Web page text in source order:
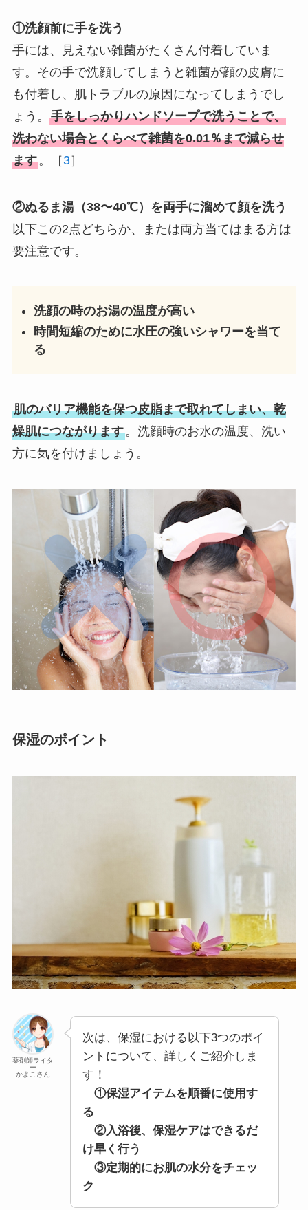
①洗顔前に手を洗う
手には、見えない雑菌がたくさん付着していま
す。その手で洗顔してしまうと雑菌が顔の皮膚に
も付着し、肌トラブルの原因になってしまうでし
ょう。 手をしっかりハンドソープで洗うことで、
洗わない場合とくらべて雑菌を0.01％まで減らせ
ます。［3］
②ぬるま湯（38〜40℃）を両手に溜めて顔を洗う
以下この2点どちらか、または両方当てはまる方は
要注意です。
洗顔の時のお湯の温度が高い
時間短縮のために水圧の強いシャワーを当て
る
肌のバリア機能を保つ皮脂まで取れてしまい、乾
燥肌につながります。洗顔時のお水の温度、洗い
方に気を付けましょう。
保湿のポイント
薬剤師ライタ
ー
かよこさん
次は、保湿における以下3つのポイ
ントについて、詳しくご紹介しま
す！
①保湿アイテムを順番に使用す
る
②入浴後、保湿ケアはできるだ
け早く行う
③定期的にお肌の水分をチェッ
ク